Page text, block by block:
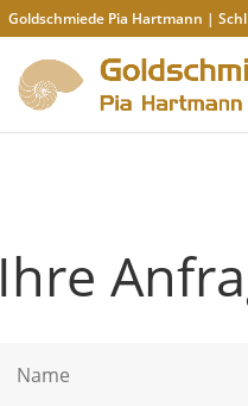
Goldschmiede Pia Hartmann |
Ihre